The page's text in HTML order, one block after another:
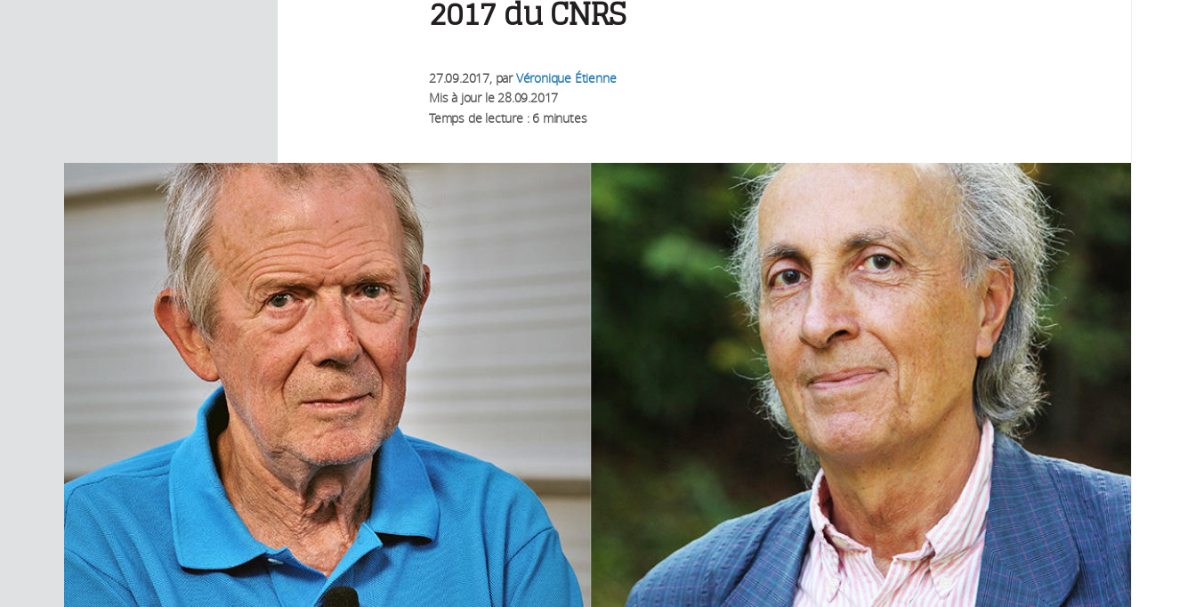
2017 du CNRS
27.09.2017, parVéronique Étienne
Mis à jour le 28.09.2017
Temps de lecture : 6 minutes